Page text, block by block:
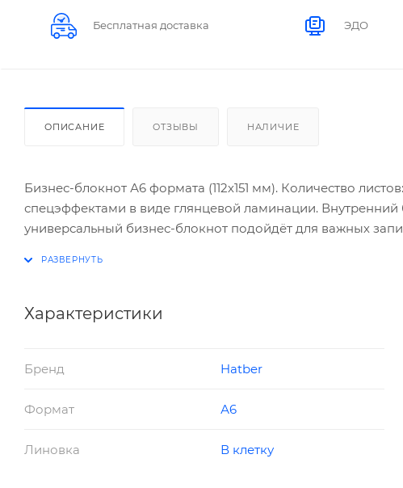
Бесплатная доставка ЭДО
ОПИСАНИЕ ОТЗЫВЫ НАЛИЧИЕ
Бизнес-блокнот А6 формата (112х151 мм). Количество
спецэффектами в виде глянцевой ламинации. Внутренний
универсальный бизнес-блокнот подойдёт для важных
Характеристики
Бренд Hatber
Формат А6
Линовка В клетку